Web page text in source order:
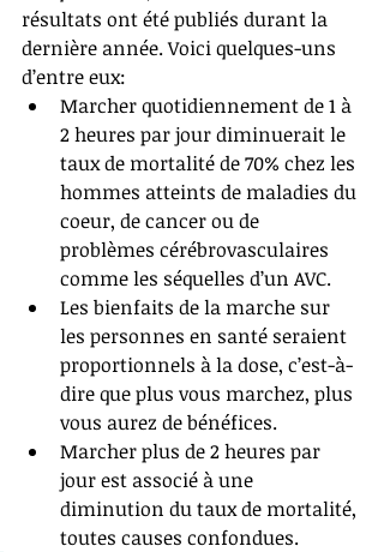
résultats ont été publiés durant la
dernière année. Voici quelques-uns
d’entre eux:
Marcher quotidiennement de 1 à
2 heures par jour diminuerait le
taux de mortalité de 70% chez les
hommes atteints de maladies du
coeur, de cancer ou de
problèmes cérébrovasculaires
comme les séquelles d’un AVC.
Les bienfaits de la marche sur
les personnes en santé seraient
proportionnels à la dose, c’est-à-
dire que plus vous marchez, plus
vous aurez de bénéfices.
Marcher plus de 2 heures par
jour est associé à une
diminution du taux de mortalité,
toutes causes confondues.